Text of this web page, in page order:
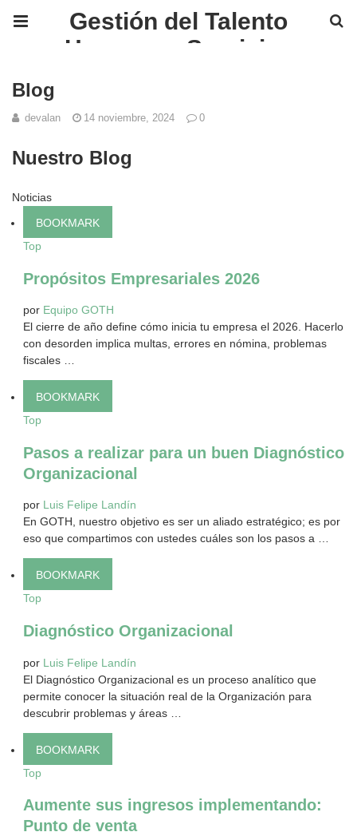
Gestión del Talento
Humano y Servicios
Blog
devalan 14 noviembre, 2024 0
Nuestro Blog
Noticias
BOOKMARK
Top
Propósitos Empresariales 2026
por Equipo GOTH
El cierre de año define cómo inicia tu empresa el 2026. Hacerlo
con desorden implica multas, errores en nómina, problemas
fiscales …
BOOKMARK
Top
Pasos a realizar para un buen Diagnóstico
Organizacional
por Luis Felipe Landín
En GOTH, nuestro objetivo es ser un aliado estratégico; es por
eso que compartimos con ustedes cuáles son los pasos a …
BOOKMARK
Top
Diagnóstico Organizacional
por Luis Felipe Landín
El Diagnóstico Organizacional es un proceso analítico que
permite conocer la situación real de la Organización para
descubrir problemas y áreas …
BOOKMARK
Top
Aumente sus ingresos implementando:
Punto de venta